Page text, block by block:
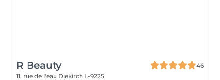
R Beauty
46
11, rue de l'eau Diekirch L-9225